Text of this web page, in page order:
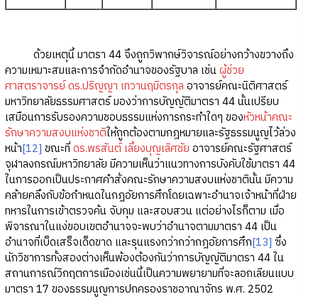
ด้วยเหตุนี้ มาตรา 44 จึงถูกวิพากษ์วิจารณ์อย่างกว้างขวางถึง
ความเหมาะสมและการจำกัดอำนาจของรัฐบาล เช่นผู้ช่วย
ศาสตราจารย์ ดร.ปริญญา เทวานฤมิตรกุล อาจารย์คณะนิติศาสตร์
มหาวิทยาลัยธรรมศาสตร์ มองว่าการบัญญัติมาตรา 44 นั้นเปรียบ
เสมือนการรับรองความชอบธรรมแห่งการกระทำใดๆ ของหัวหน้าคณะ
รักษาความสงบแห่งชาติให้ถูกต้องตามกฎหมายและรัฐธรรมนูญไว้ล่วง
หน้า[12] ขณะที่ดร.พรสันต์ เลี้ยงบุญเลิศชัย อาจารย์คณะรัฐศาสตร์
จุฬาลงกรณ์มหาวิทยาลัย มีความเห็นว่าแนวทางการบังคับใช้มาตรา 44
ในการออกเป็นประกาศคำสั่งคณะรักษาความสงบแห่งชาตินั้น มีความ
คล้ายคลึงกับข้อกำหนดในกฎอัยการศึกโดยเฉพาะอำนาจเจ้าหน้าที่ฝ่าย
ทหารในการเข้าตรวจค้น จับกุม และสอบสวน แต่อย่างไรก็ตาม เมื่อ
พิจารณาในแง่ขอบเขตอำนาจจะพบว่าอำนาจตามมาตรา 44 เป็น
อำนาจที่เบ็ดเสร็จเด็ดขาด และรุนแรงกว่ากว่ากฎอัยการศึก[13] ซึ่ง
นักวิชาการทั้งสองต่างเห็นพ้องต้องกันว่าการบัญญัติมาตรา 44 ใน
สถานการณ์วิกฤตการเมืองเช่นนี้เป็นความพยายามที่จะลอกเลียนแบบ
มาตรา 17 ของธรรมนูญการปกครองราชอาณาจักร พ.ศ. 2502